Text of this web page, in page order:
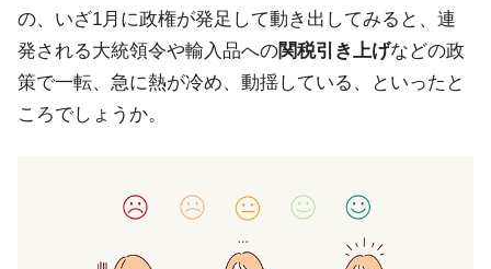
の、いざ1月に政権が発足して動き出してみると、連
発される大統領令や輸入品への関税引き上げなどの政
策で一転、急に熱が冷め、動揺している、といったと
ころでしょうか。